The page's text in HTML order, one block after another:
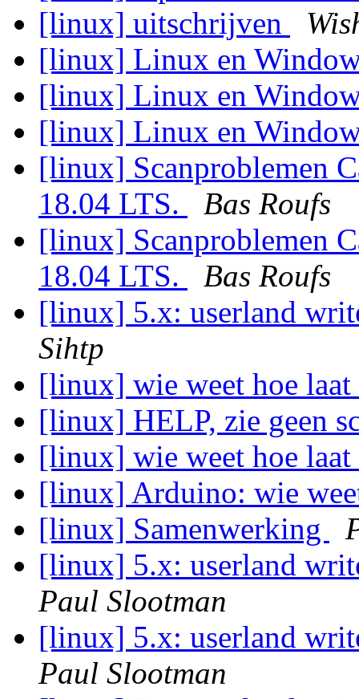
[linux] uitschrijven
[linux] Linux en
[linux] Linux en
[linux] Linux en
[linux] Scanproblemen
18.04 LTS.
Bas Roufs
[linux] Scanproblemen
18.04 LTS.
Bas Roufs
[linux] 5.x: userland
Sihtp
[linux] wie weet hoe
[linux] HELP, zie geen
[linux] wie weet hoe
[linux] Arduino: wie
[linux] Samenwerking
[linux] 5.x: userland
Paul Slootman
[linux] 5.x: userland
Paul Slootman